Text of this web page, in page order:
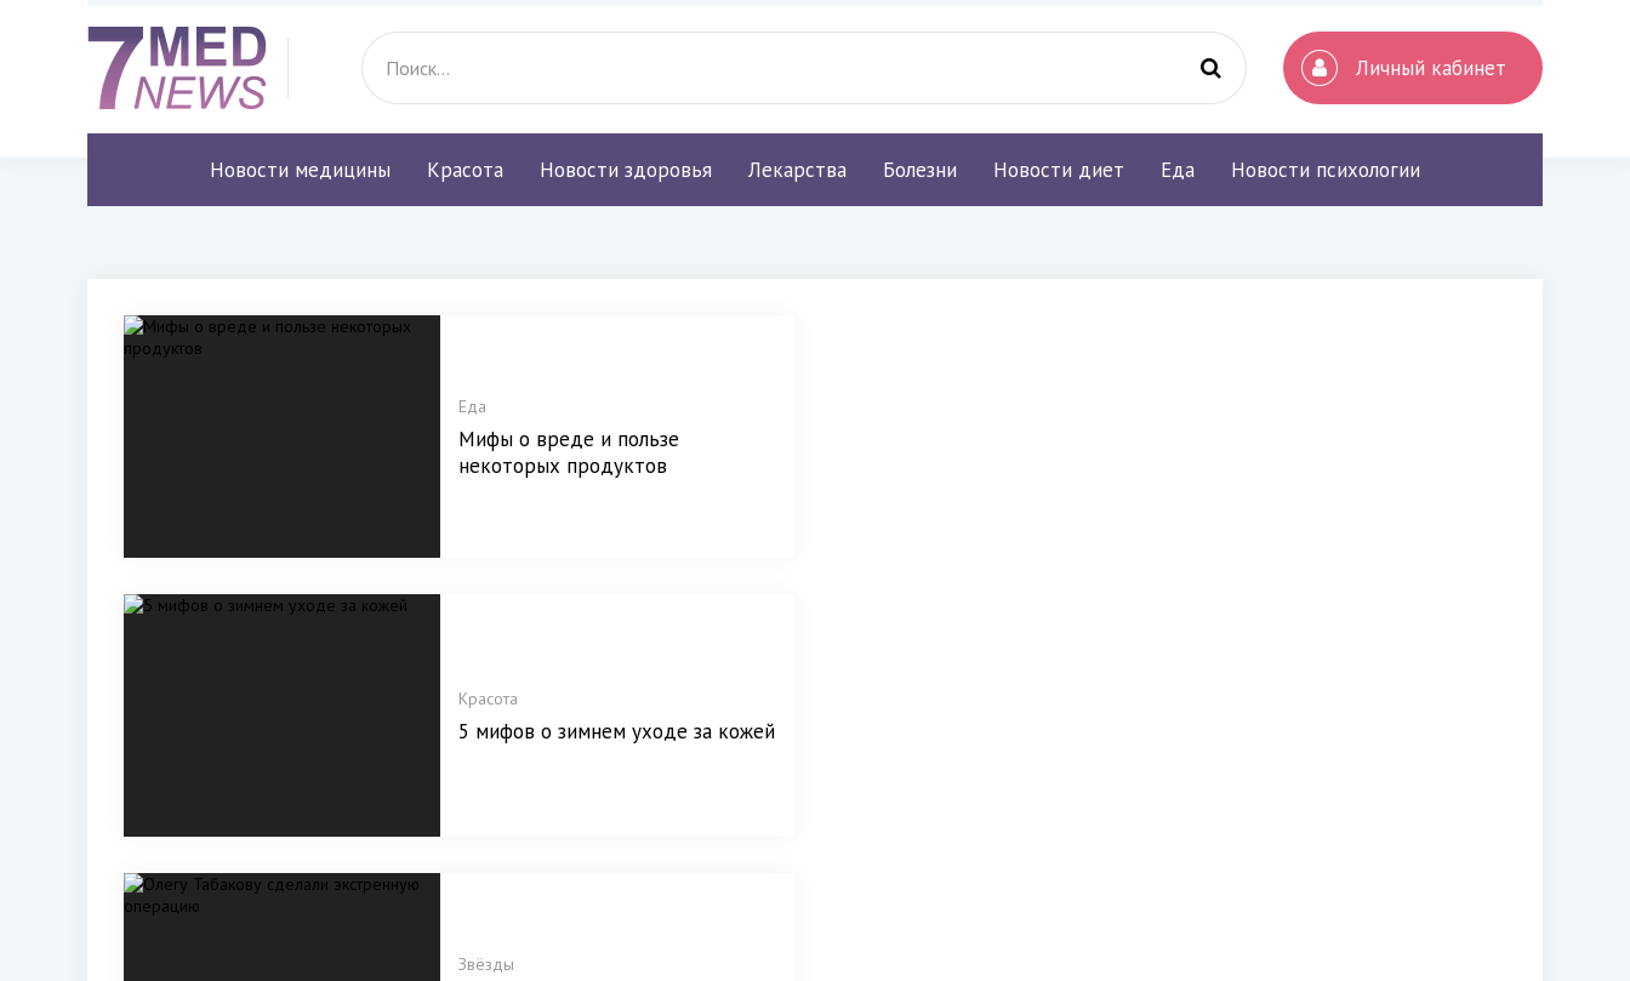
Личный кабинет
Новости медицины Красота Новости здоровья Лекарства Болезни Новости диет Еда Новости психологии
Еда
Мифы о вреде и пользе
некоторых продуктов
Красота
5 мифов о зимнем уходе за кожей
Звёзды